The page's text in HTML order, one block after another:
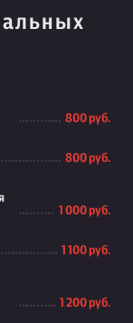
800 руб.
800 руб.
1 000 руб.
1 100 руб.
1 200 руб.